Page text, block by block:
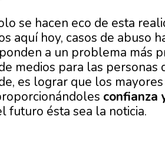
se hacen eco de esta
aquí hoy, casos de abuso
a un problema más
medios para las personas
es lograr que los
confianza
futuro ésta sea la noticia.